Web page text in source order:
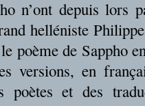
n’ont depuis lors
helléniste
poème de Sappho
versions, en
poètes et des